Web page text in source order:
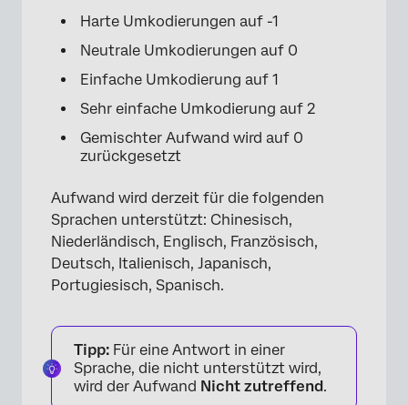
Harte Umkodierungen auf -1
Neutrale Umkodierungen auf 0
Einfache Umkodierung auf 1
Sehr einfache Umkodierung auf 2
Gemischter Aufwand wird auf 0
zurückgesetzt
Aufwand wird derzeit für die folgenden
Sprachen unterstützt: Chinesisch,
Niederländisch, Englisch, Französisch,
Deutsch, Italienisch, Japanisch,
Portugiesisch, Spanisch.
Tipp: Für eine Antwort in einer
Sprache, die nicht unterstützt wird,
wird der Aufwand Nicht zutreffend.